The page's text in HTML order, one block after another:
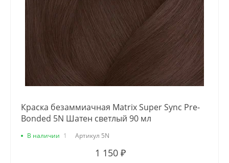
Краска безаммиачная Matrix Super Sync Pre-
Bonded 5N Шатен светлый 90 мл
В наличии 1 Артикул 5N
1 150 ₽